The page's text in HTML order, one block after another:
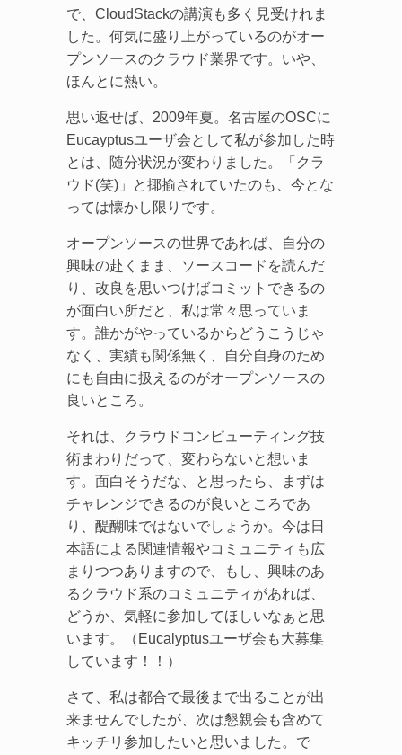
で、CloudStackの講演も多く見受けれま
した。何気に盛り上がっているのがオー
プンソースのクラウド業界です。いや、
ほんとに熱い。
思い返せば、2009年夏。名古屋のOSCに
Eucayptusユーザ会として私が参加した時
とは、随分状況が変わりました。「クラ
ウド(笑)」と揶揄されていたのも、今とな
っては懐かし限りです。
オープンソースの世界であれば、自分の
興味の赴くまま、ソースコードを読んだ
り、改良を思いつけばコミットできるの
が面白い所だと、私は常々思っていま
す。誰かがやっているからどうこうじゃ
なく、実績も関係無く、自分自身のため
にも自由に扱えるのがオープンソースの
良いところ。
それは、クラウドコンピューティング技
術まわりだって、変わらないと想いま
す。面白そうだな、と思ったら、まずは
チャレンジできるのが良いところであ
り、醍醐味ではないでしょうか。今は日
本語による関連情報やコミュニティも広
まりつつありますので、もし、興味のあ
るクラウド系のコミュニティがあれば、
どうか、気軽に参加してほしいなぁと思
います。（Eucalyptusユーザ会も大募集
しています！！）
さて、私は都合で最後まで出ることが出
来ませんでしたが、次は懇親会も含めて
キッチリ参加したいと思いました。で